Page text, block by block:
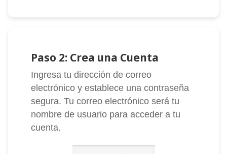
Paso 2: Crea una Cuenta
Ingresa tu dirección de correo
electrónico y establece una contraseña
segura. Tu correo electrónico será tu
nombre de usuario para acceder a tu
cuenta.